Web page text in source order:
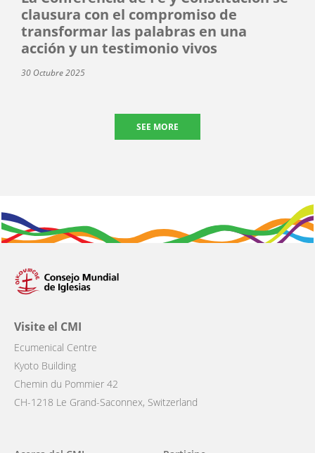
clausura con el compromiso de
transformar las palabras en una
acción y un testimonio vivos
30 Octubre 2025
SEE MORE
Visite el CMI
Ecumenical Centre
Kyoto Building
Chemin du Pommier 42
CH-1218 Le Grand-Saconnex, Switzerland